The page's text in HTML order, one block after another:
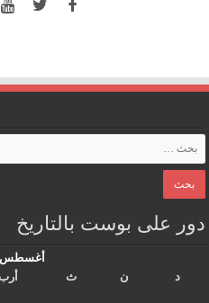
دور على بوست بالتاريخ
أغسطس
د
ن ث أرب